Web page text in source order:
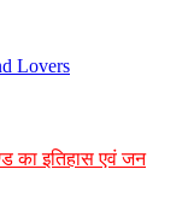
Lovers
का इतिहास एवं जन